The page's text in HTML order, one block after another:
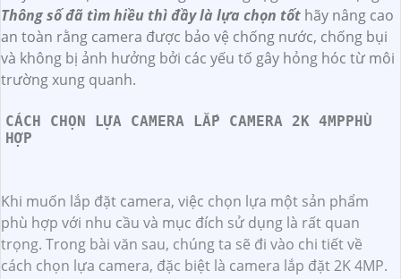
Thông số đã tìm hiều thì đầy là lựa chọn tốt hãy nâng cao
an toàn rằng camera được bảo vệ chống nước, chống bụi
và không bị ảnh hưởng bởi các yếu tố gây hỏng hóc từ môi
trường xung quanh.
CÁCH CHỌN LỰA CAMERA LẮP CAMERA 2K 4MPPHÙ
HỢP
Khi muốn lắp đặt camera, việc chọn lựa một sản phẩm
phù hợp với nhu cầu và mục đích sử dụng là rất quan
trọng. Trong bài văn sau, chúng ta sẽ đi vào chi tiết về
cách chọn lựa camera, đặc biệt là camera lắp đặt 2K 4MP.